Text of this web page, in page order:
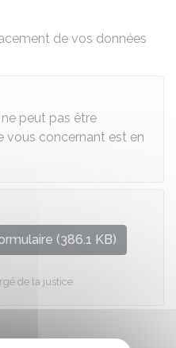
de vos données
peut pas être
vous concernant est en
(386.1 KB)
de la justice